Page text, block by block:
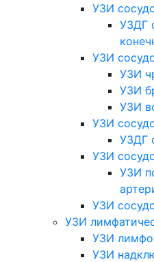
УЗИ
УЗДГ
УЗИ
УЗИ
УЗИ
УЗИ
УЗИ
УЗДГ
УЗИ
УЗИ
УЗИ
УЗИ
УЗИ
УЗИ